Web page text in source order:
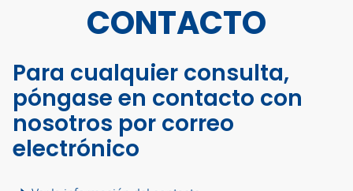
CONTACTO
Para cualquier consulta,
póngase en contacto con
nosotros por correo
electrónico